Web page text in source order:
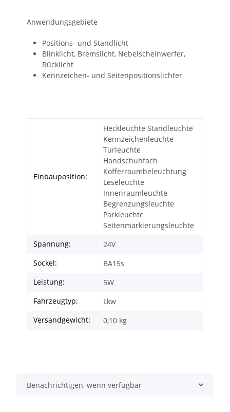
Anwendungsgebiete
Positions- und Standlicht
Blinklicht, Bremslicht, Nebelscheinwerfer,
Rücklicht
Kennzeichen- und Seitenpositionslichter
Einbauposition:
Heckleuchte Standleuchte
Kennzeichenleuchte
Türleuchte
Handschuhfach
Kofferraumbeleuchtung
Leseleuchte
Innenraumleuchte
Begrenzungsleuchte
Parkleuchte
Seitenmarkierungsleuchte
Spannung:
24V
Sockel:
BA15s
Leistung:
5W
Fahrzeugtyp:
Lkw
Versandgewicht:
0,10 kg
Benachrichtigen, wenn verfügbar